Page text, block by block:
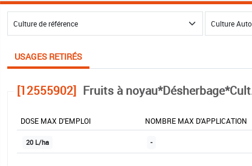
USAGES RETIRÉS
[12555902] Fruits à
DOSE MAX D'EMPLOI NOMBRE MAX D'APPLICATION
20 L/ha -